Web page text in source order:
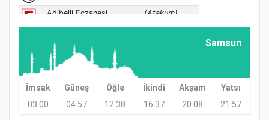
Samsun
İmsak Güneş Öğle İkindi Akşam
Yatsı
03:00
04:57 12:38 16:37 20:08 21:57